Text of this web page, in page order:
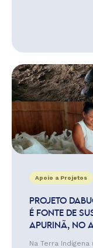
Apoio a Projetos
PROJETO
É FONTE DE
APURINÃ, NO
Na Terra